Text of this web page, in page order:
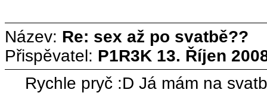
Název: Re: sex až po svatbě??
Přispěvatel: P1R3K 13. Říjen
Rychle pryč :D Já mám na